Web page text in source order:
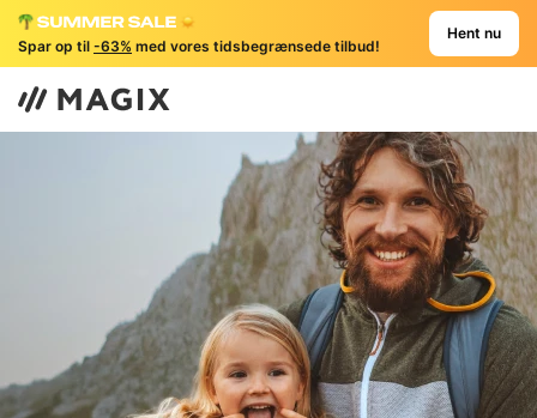
Spar op til -63% med vores tidsbegrænsede tilbud!
Hent nu